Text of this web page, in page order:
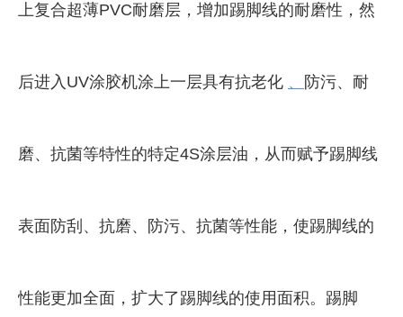
上复合超薄PVC耐磨层，增加踢脚线的耐磨性，然
后进入UV涂胶机涂上一层具有抗老化 、 防污、耐
磨、抗菌等特性的特定4S涂层油，从而赋予踢脚线
表面防刮、抗磨、防污、抗菌等性能，使踢脚线的
性能更加全面，扩大了踢脚线的使用面积。踢脚